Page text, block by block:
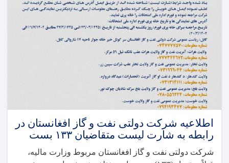
اطلاعیه شرکت دولتی نفت و گاز افغانستان در
رابطه به شارت لیست متقاضیان ۱۳۳ بست
شرکت دولتی نفت و گاز افغانستان مربوط وزارت مالیه،